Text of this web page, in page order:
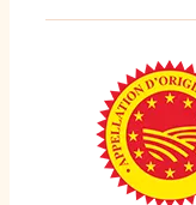
g
n
e
C
h